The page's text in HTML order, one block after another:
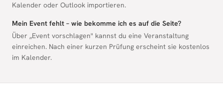
Kalender oder Outlook importieren.
Mein Event fehlt – wie bekomme ich es auf die Seite?
Über „Event vorschlagen" kannst du eine Veranstaltung
einreichen. Nach einer kurzen Prüfung erscheint sie kostenlos
im Kalender.